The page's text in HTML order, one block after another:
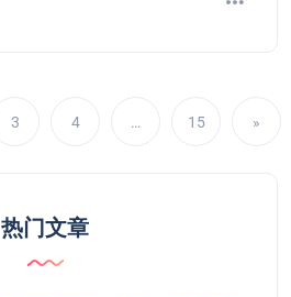
3 4 … 15 »
热门文章